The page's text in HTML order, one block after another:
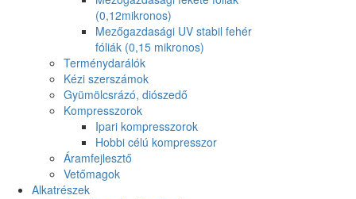
(0,12mikronos)
Mezőgazdasági UV stabil fehér
fóliák (0,15 mikronos)
Terménydarálók
Kézi szerszámok
Gyümölcsrázó, diószedő
Kompresszorok
Ipari kompresszorok
Hobbi célú kompresszor
Áramfejlesztő
Vetőmagok
Alkatrészek